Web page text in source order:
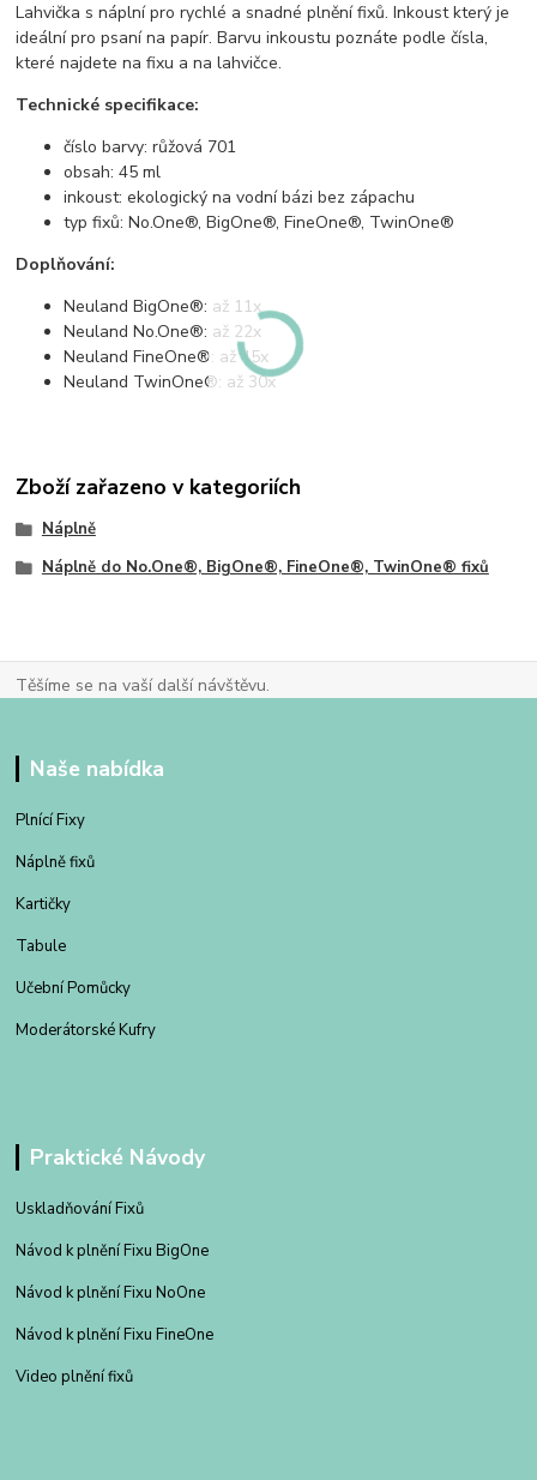
Lahvička s náplní pro rychlé a snadné plnění fixů. Inkoust který je
ideální pro psaní na papír. Barvu inkoustu poznáte podle čísla,
které najdete na fixu a na lahvičce.
Technické specifikace:
číslo barvy: růžová 701
obsah: 45 ml
inkoust: ekologický na vodní bázi bez zápachu
typ fixů: No.One®, BigOne®, FineOne®, TwinOne®
Doplňování:
Neuland BigOne®: až 11x
Neuland No.One®: až 22x
Neuland FineOne®: až 45x
Neuland TwinOne®: až 30x
Zboží zařazeno v kategoriích
Náplně
Náplně do No.One®, BigOne®, FineOne®, TwinOne® fixů
Těšíme se na vaší další návštěvu.
Naše nabídka
Plnící Fixy
Náplně fixů
Kartičky
Tabule
Učební Pomůcky
Moderátorské Kufry
Praktické Návody
Uskladňování Fixů
Návod k plnění Fixu BigOne
Návod k plnění Fixu NoOne
Návod k plnění Fixu FineOne
Video plnění fixů